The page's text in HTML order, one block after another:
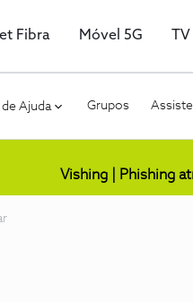
Fibra Móvel 5G TV
Ajuda Grupos
Vishing | Phishing